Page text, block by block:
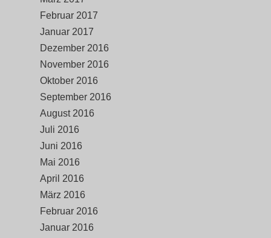
Februar 2017
Januar 2017
Dezember 2016
November 2016
Oktober 2016
September 2016
August 2016
Juli 2016
Juni 2016
Mai 2016
April 2016
März 2016
Februar 2016
Januar 2016